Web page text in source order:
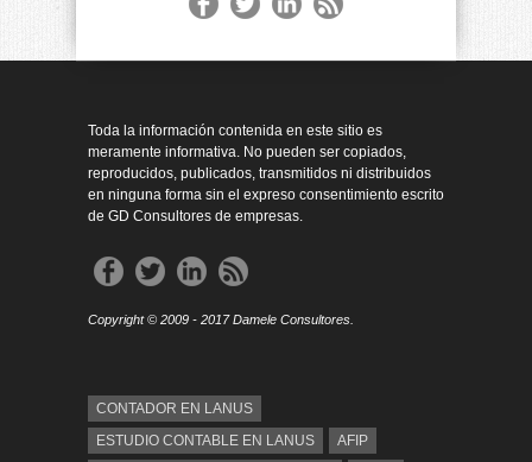
Toda la información contenida en este sitio es
meramente informativa. No pueden ser copiados,
reproducidos, publicados, transmitidos ni distribuidos
en ninguna forma sin el expreso consentimiento escrito
de GD Consultores de empresas.
Copyright © 2009 - 2017 Damele Consultores.
CONTADOR EN LANUS
ESTUDIO CONTABLE EN LANUS
AFIP